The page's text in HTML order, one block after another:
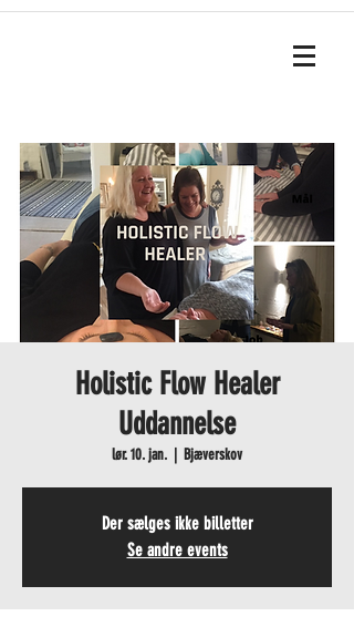
Holistic Flow Healer
Uddannelse
lør. 10. jan. Bjæverskov
Der sælges ikke billetter
Se andre events